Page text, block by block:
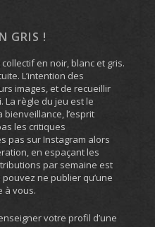
GRIS !
en noir, blanc et gris.
L’intention des
images, et de recueillir
La règle du jeu est le
l’esprit
les critiques
pas sur Instagram alors
en espaçant les
par semaine est
ne publier qu’une
à vous.
votre profil d’une